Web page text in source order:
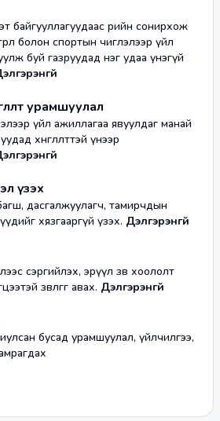
байгууллагуудаас өөрийн сонирхож
болон спортын чиглэлээр үйл
буй газруудад нэг удаа үнэгүй
урамшуулал
үйл ажиллагаа явуулдаг манай
хөнгөлөлттэй үнээр
үзэх
дасгалжуулагч, тамирчдын
хязгааргүй үзэх. Дэлгэрэнгүй
сэргийлэх, эрүүл зөв хоололт
зөвлөгөөг авах. Дэлгэрэнгүй
бусад урамшуулал, үйлчилгээ,